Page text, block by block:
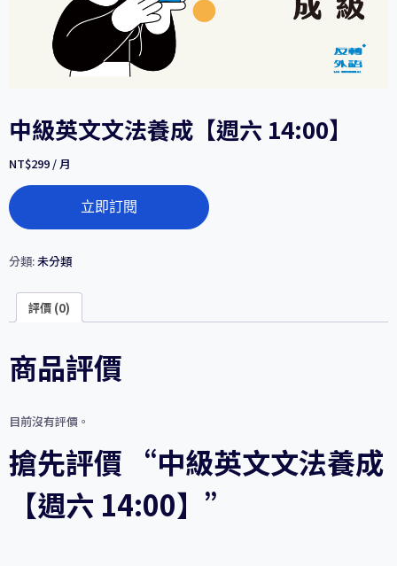
中級英文文法養成【週六 14:00】
NT$299 / 月
中
級
英
文
養
【週
14:00】
數
立即訂閱
分類:未分類
評價 (0)
商品評價
目前沒有評價。
搶先評價 “中級英文文法養成
【週六 14:00】”